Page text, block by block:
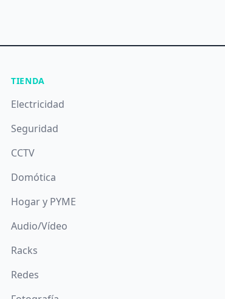
TIENDA
Electricidad
Seguridad
CCTV
Domótica
Hogar y PYME
Audio/Vídeo
Racks
Redes